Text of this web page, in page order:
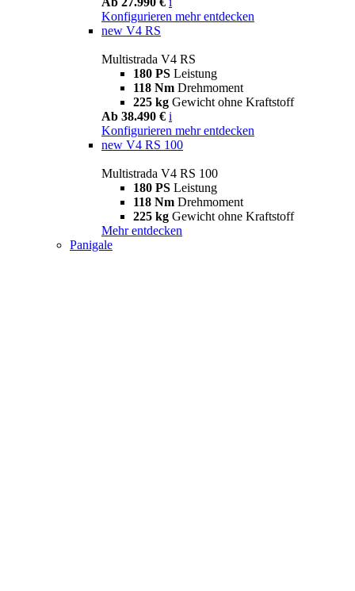
Konfigurieren mehr entdecken
new V4 RS
Multistrada V4 RS
180 PS Leistung
118 Nm Drehmoment
225 kg Gewicht ohne Kraftstoff
Ab 38.490 € i
Konfigurieren mehr entdecken
new V4 RS 100
Multistrada V4 RS 100
180 PS Leistung
118 Nm Drehmoment
225 kg Gewicht ohne Kraftstoff
Mehr entdecken
Panigale